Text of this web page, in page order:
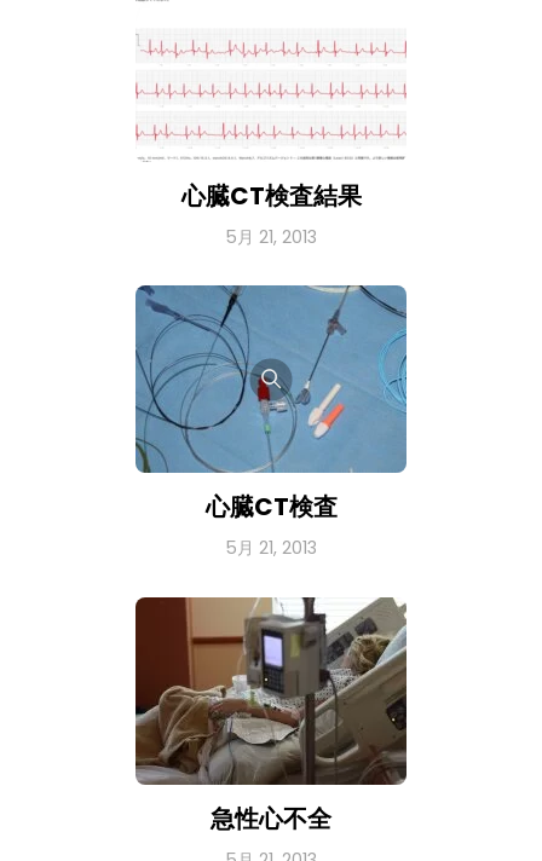
心臓CT検査結果
5月 21, 2013
心臓CT検査
5月 21, 2013
急性心不全